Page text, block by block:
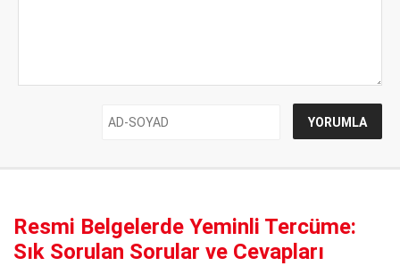
Resmi Belgelerde Yeminli Tercüme:
Sık Sorulan Sorular ve Cevapları